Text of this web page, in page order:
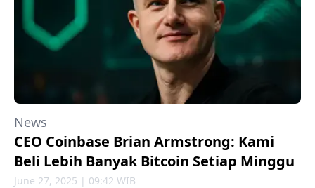
News
CEO Coinbase Brian Armstrong: Kami
Beli Lebih Banyak Bitcoin Setiap Minggu
June 27, 2025 | 09:42 WIB